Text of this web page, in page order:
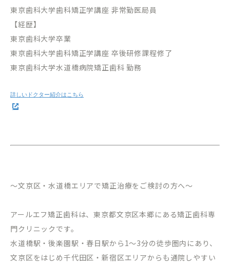
東京歯科大学歯科矯正学講座 非常勤医局員
【経歴】
東京歯科大学卒業
東京歯科大学歯科矯正学講座 卒後研修課程修了
東京歯科大学水道橋病院矯正歯科 勤務
～文京区・水道橋エリアで矯正治療をご検討の方へ～
アールエフ矯正歯科は、東京都文京区本郷にある矯正歯科専
門クリニックです。
水道橋駅・後楽園駅・春日駅から 1～3分の徒歩圏内にあり、
文京区をはじめ千代田区・新宿区エリアからも通院しやすい